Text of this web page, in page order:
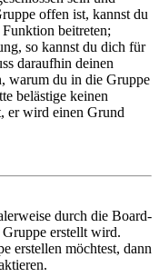
offen ist, kannst du
beitreten;
so kannst du dich für
daraufhin deinen
warum du in die Gruppe
belästige keinen
er wird einen Grund
durch die Board-
erstellt wird.
erstellen möchtest, dann